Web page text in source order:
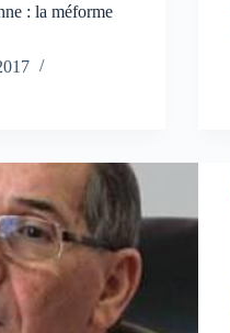
: la méforme